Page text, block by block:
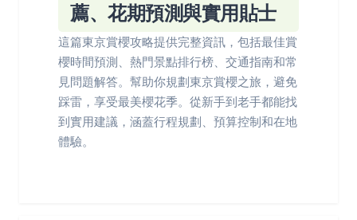
薦、花期預測與實用貼士
這篇東京賞櫻攻略提供完整資訊，包括最佳賞
櫻時間預測、熱門景點排行榜、交通指南和常
見問題解答。幫助你規劃東京賞櫻之旅，避免
踩雷，享受最美櫻花季。從新手到老手都能找
到實用建議，涵蓋行程規劃、預算控制和在地
體驗。